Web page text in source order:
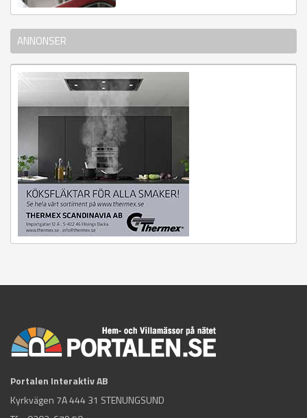
ANNONSER
Portalen Interaktiv AB
Kyrkvägen 7A 444 31 STENUNGSUND